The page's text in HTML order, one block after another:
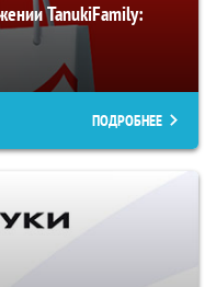
TanukiFamily:
ПОДРОБНЕЕ